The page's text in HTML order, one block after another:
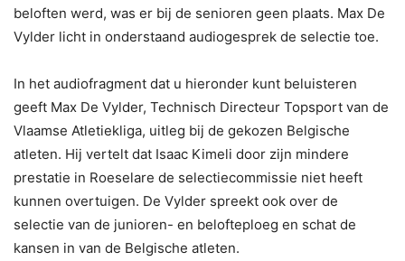
beloften werd, was er bij de senioren geen plaats. Max De
Vylder licht in onderstaand audiogesprek de selectie toe.
In het audiofragment dat u hieronder kunt beluisteren
geeft Max De Vylder, Technisch Directeur Topsport van de
Vlaamse Atletiekliga, uitleg bij de gekozen Belgische
atleten. Hij vertelt dat Isaac Kimeli door zijn mindere
prestatie in Roeselare de selectiecommissie niet heeft
kunnen overtuigen. De Vylder spreekt ook over de
selectie van de junioren- en belofteploeg en schat de
kansen in van de Belgische atleten.